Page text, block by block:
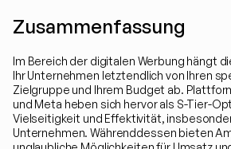
Zusammenfassung
Im Bereich der digitalen Werbung hängt
Ihr Unternehmen letztendlich von Ihren
Zielgruppe und Ihrem Budget ab.
und Meta heben sich hervor als S-Tier-
Vielseitigkeit und Effektivität,
Unternehmen. Währenddessen bieten